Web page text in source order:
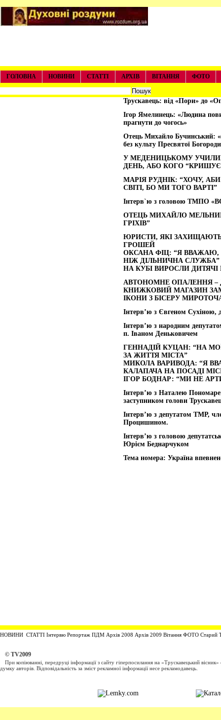
ГОЛОВНА НОВИНИ СТАТТІ АРХІВ ВІТАННЯ ФОТО
Трускавець: від «Пори» до
Ігор Ямелинець: «Людина
прагнути до чогось»
Отець Михайло Бучинський:
без культу Пресвятої
У МЕДЕНИЦЬКОМУ
ДЕНЬ, АБО КОГО
МАРІЯ РУДНІК: “ХОЧУ,
СВІТІ, БО МИ ТОГО ВАРТІ”
Інтерв`ю з головою ТМПО
ОТЕЦЬ МИХАЙЛО
ГРІХІВ”
ЮРИСТИ, ЯКІ
ГРОШЕЙ
ОКСАНА ФІЦ: “Я
НІЖ ДІЛЬНИЧНА СЛУЖБА”
НА КУБІ ВИРОСЛИ
АВТОНОМНЕ ОПАЛЕННЯ –
КНИЖКОВИЙ МАГАЗИН
ІКОНИ З БІСЕРУ
Інтерв’ю з Євгеном
Інтерв’ю з народним
п. Іваном Деньковичем
ГЕННАДІЙ КУЦАН: “НА
ЗА ЖИТТЯ МІСТА”
МИКОЛА ВАРИВОДА: “Я
КАЛАПАЧА НА ПОСАДІ
ІГОР БОДНАР: “МИ НЕ
Інтерв’ю з Наталею
заступником голови
Інтерв’ю з депутатом ТМР,
Процишином.
Інтерв’ю з головою
Юрієм Беднарчуком
Тема номера: Україна
НОВИНИ СТАТТІ Інтервю Репортаж ПДМ Архів 2008 Архів 2009 Вітання ФОТО Старий
© TV2009
При копіюванні, передруці інформації з сайту гіперпосилання на «Трускавецький вісник»
думку авторів. Відповідальність за зміст рекламної інформації несе рекламодавець.